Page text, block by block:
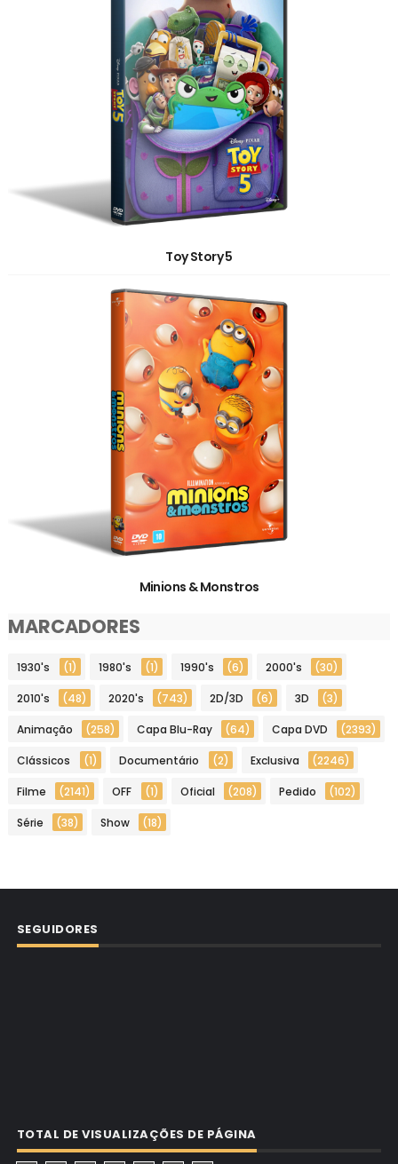
Toy Story 5
Minions & Monstros
MARCADORES
1930's (1) 1980's (1) 1990's (6) 2000's (30)
2010's (48) 2020's (743) 2D/3D (6) 3D (3)
Animação (258) Capa Blu-Ray (64) Capa DVD (2393)
Clássicos (1) Documentário (2) Exclusiva (2246)
Filme (2141) OFF (1) Oficial (208) Pedido (102)
Série (38) Show (18)
SEGUIDORES
TOTAL DE VISUALIZAÇÕES DE PÁGINA